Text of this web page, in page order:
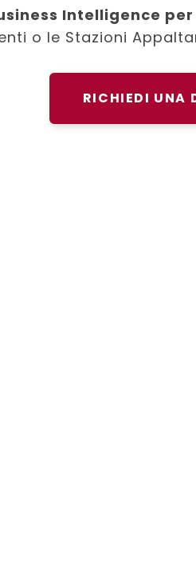
Intelligence
o le Stazioni
RICHIEDI UNA